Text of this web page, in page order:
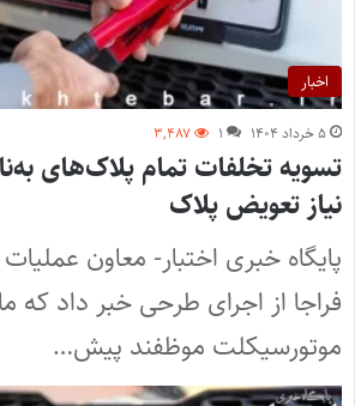
اخبار
۵ خرداد ۱۴۰۴ ۱ ۳,۴۸۷
تسویه تخلفات تمام پلاک‌های
نیاز تعویض پلاک
پایگاه خبری اختبار- معاون
فراجا از اجرای طرحی خبر داد که
موتورسیکلت موظفند پیش…